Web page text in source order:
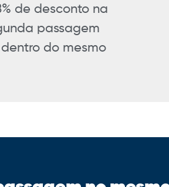
de desconto na
passagem
do mesmo